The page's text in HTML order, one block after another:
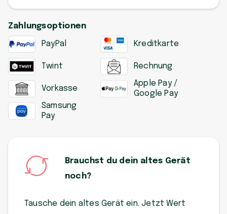
Zahlungsoptionen
PayPal Kreditkarte
Twint Rechnung
Vorkasse
Apple Pay /
Google Pay
Samsung
Pay
Brauchst du dein altes Gerät
noch?
Tausche dein altes Gerät ein. Jetzt Wert